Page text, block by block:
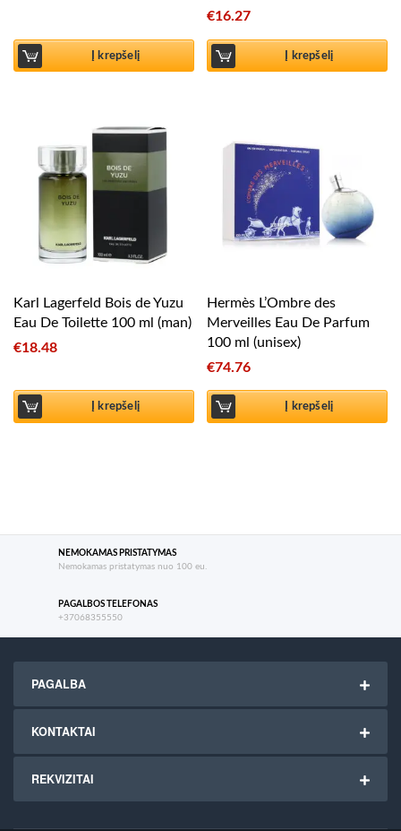
Į krepšelį
€16.27
Į krepšelį
Karl Lagerfeld Bois de Yuzu
Eau De Toilette 100 ml (man)
€18.48
Į krepšelį
Hermès L’Ombre des
Merveilles Eau De Parfum
100 ml (unisex)
€74.76
Į krepšelį
NEMOKAMAS PRISTATYMAS
Nemokamas pristatymas nuo 100 eu.
PAGALBOS TELEFONAS
+37068355550
PAGALBA
KONTAKTAI
REKVIZITAI